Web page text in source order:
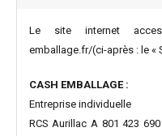
Le site internet
emballage.fr/(ci-après : le «
CASH EMBALLAGE :
Entreprise individuelle
RCS Aurillac A 801 423